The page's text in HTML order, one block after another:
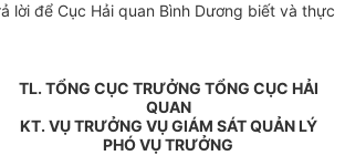
lời để Cục Hải quan Bình Dương biết và thực
TL. TỔNG CỤC TRƯỞNG TỔNG CỤC HẢI
QUAN
KT. VỤ TRƯỞNG VỤ GIÁM SÁT QUẢN LÝ
PHÓ VỤ TRƯỞNG